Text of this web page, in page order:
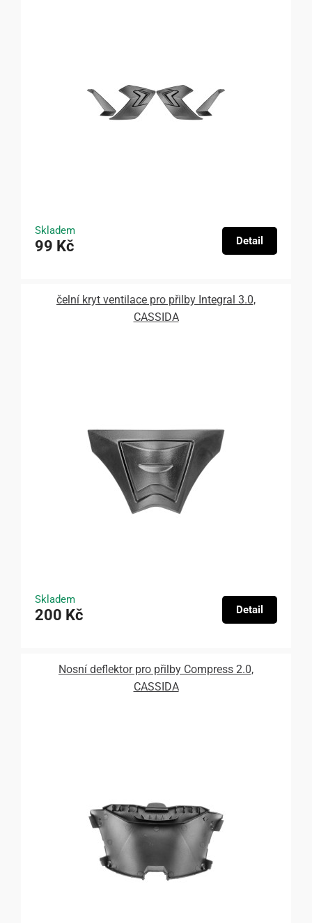
Skladem
99 Kč Detail
čelní kryt ventilace pro přilby Integral 3.0,
CASSIDA
Skladem
200 Kč Detail
Nosní deflektor pro přilby Compress 2.0,
CASSIDA